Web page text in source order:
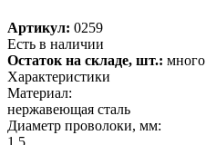
Артикул: 0259
Есть в наличии
Остаток на складе, шт.: много
Характеристики
Материал:
нержавеющая сталь
Диаметр проволоки, мм:
1,5